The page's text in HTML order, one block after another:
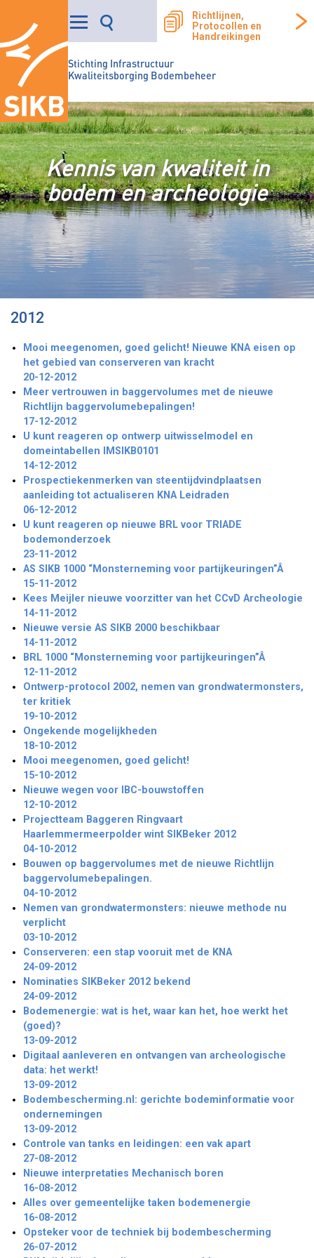
Stichting Infrastructuur
Kwaliteitsborging Bodembeheer
Richtlijnen,
Protocollen en
Handreikingen
Kennis van kwaliteit in
bodem en archeologie
2012
Mooi meegenomen, goed gelicht! Nieuwe KNA eisen op
het gebied van conserveren van kracht
20-12-2012
Meer vertrouwen in baggervolumes met de nieuwe
Richtlijn baggervolumebepalingen!
17-12-2012
U kunt reageren op ontwerp uitwisselmodel en
domeintabellen IMSIKB0101
14-12-2012
Prospectiekenmerken van steentijdvindplaatsen
aanleiding tot actualiseren KNA Leidraden
06-12-2012
U kunt reageren op nieuwe BRL voor TRIADE
bodemonderzoek
23-11-2012
AS SIKB 1000 “Monsterneming voor partijkeuringen”Â
15-11-2012
Kees Meijler nieuwe voorzitter van het CCvD Archeologie
14-11-2012
Nieuwe versie AS SIKB 2000 beschikbaar
14-11-2012
BRL 1000 “Monsterneming voor partijkeuringen”Â
12-11-2012
Ontwerp-protocol 2002, nemen van grondwatermonsters,
ter kritiek
19-10-2012
Ongekende mogelijkheden
18-10-2012
Mooi meegenomen, goed gelicht!
15-10-2012
Nieuwe wegen voor IBC-bouwstoffen
12-10-2012
Projectteam Baggeren Ringvaart
Haarlemmermeerpolder wint SIKBeker 2012
04-10-2012
Bouwen op baggervolumes met de nieuwe Richtlijn
baggervolumebepalingen.
04-10-2012
Nemen van grondwatermonsters: nieuwe methode nu
verplicht
03-10-2012
Conserveren: een stap vooruit met de KNA
24-09-2012
Nominaties SIKBeker 2012 bekend
24-09-2012
Bodemenergie: wat is het, waar kan het, hoe werkt het
(goed)?
13-09-2012
Digitaal aanleveren en ontvangen van archeologische
data: het werkt!
13-09-2012
Bodembescherming.nl: gerichte bodeminformatie voor
ondernemingen
13-09-2012
Controle van tanks en leidingen: een vak apart
27-08-2012
Nieuwe interpretaties Mechanisch boren
16-08-2012
Alles over gemeentelijke taken bodemenergie
16-08-2012
Opsteker voor de techniek bij bodembescherming
26-07-2012